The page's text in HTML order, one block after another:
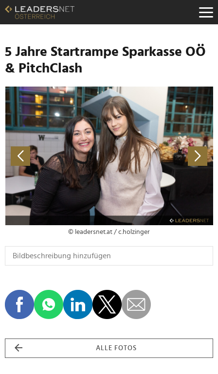
Zum
Inhalt
Zur
Navigation
Zur
Hauptnavigation
5 Jahre Startrampe Sparkasse OÖ
& PitchClash
© leadersnet.at / c.holzinger
ALLE FOTOS